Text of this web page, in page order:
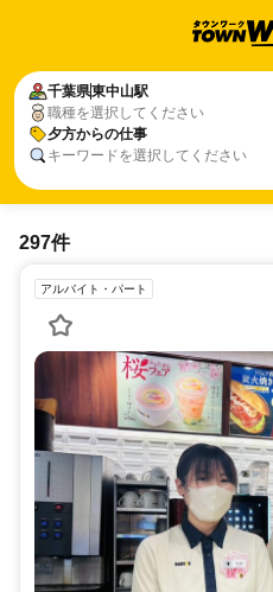
千葉県東中山駅
職種を選択してください
夕方からの仕事
キーワードを選択してください
297件
アルバイト・パート